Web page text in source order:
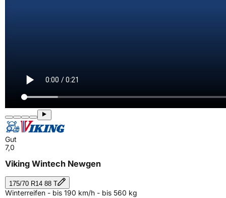
Gut
7,0
Viking Wintech Newgen
175/70 R14 88 T
Winterreifen - bis 190 km/h - bis 560 kg